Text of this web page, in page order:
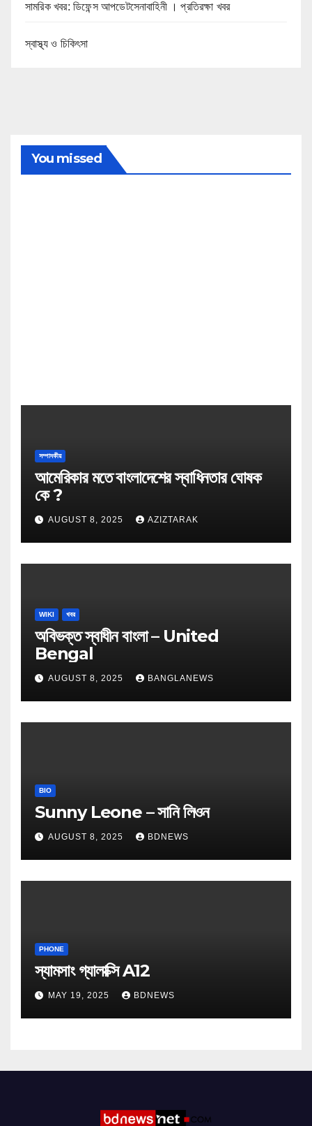
সামরিক খবর: ডিফেন্স আপডেটসেনাবাহিনী । প্রতিরক্ষা খবর
স্বাস্থ্য ও চিকিৎসা
You missed
সম্পাদকীয়
আমেরিকার মতে বাংলাদেশের স্বাধিনতার ঘোষক
কে ?
AUGUST 8, 2025 AZIZTARAK
WIKI খবর
অবিভক্ত স্বাধীন বাংলা – United
Bengal
AUGUST 8, 2025 BANGLANEWS
BIO
Sunny Leone – সানি লিওন
AUGUST 8, 2025 BDNEWS
PHONE
স্যামসাং গ্যালাক্সি A12
MAY 19, 2025 BDNEWS